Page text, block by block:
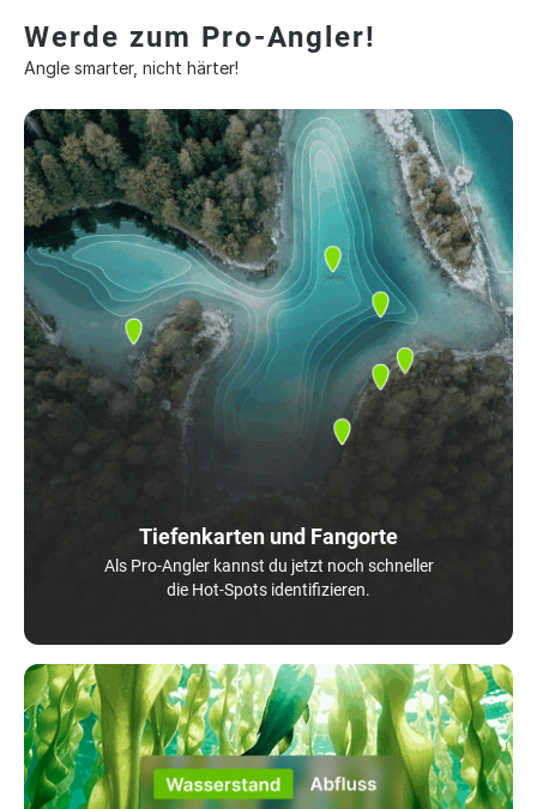
Werde zum Pro-Angler!
Angle smarter, nicht härter!
Tiefenkarten und Fangorte
Als Pro-Angler kannst du jetzt noch schneller
die Hot-Spots identifizieren.